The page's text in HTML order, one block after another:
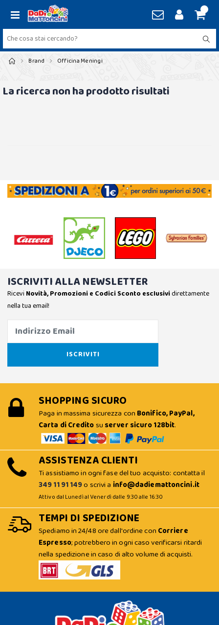
Brand Officina Meningi
La ricerca non ha prodotto risultati
ISCRIVITI ALLA NEWSLETTER
Ricevi Novità, Promozioni e Codici Sconto esclusividirettamente
nella tua email!
SHOPPING SICURO
Paga in massima sicurezza con Bonifico, PayPal,
Carta di Creditosu server sicuro 128bit.
ASSISTENZA CLIENTI
Ti assistiamo in ogni fase del tuo acquisto: contatta il
349 11 91 149o scrivi a info@dadiemattoncini.it
Attivo dal Lunedì al Venerdì dalle 9:30 alle 16:30
TEMPI DI SPEDIZIONE
Spediamo in 24/48 ore dall'ordine con Corriere
Espresso; potrebbero in ogni caso verificarsi ritardi
nella spedizione in caso di alto volume di acquisti.